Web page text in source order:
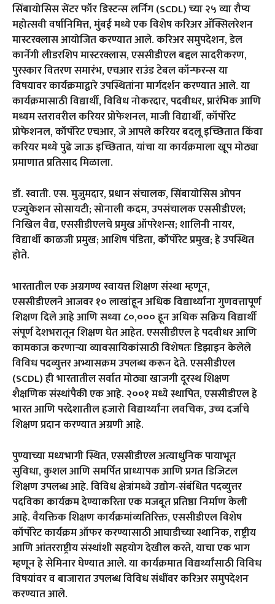
सिंबायोसिस सेंटर फॉर डिस्टन्स लर्निंग (SCDL) च्या २५ व्या रौप्य
महोत्सवी वर्षानिमित्त, मुंबई मध्ये एक विशेष करिअर अ‍ॅक्सिलरेशन
मास्टरक्लास आयोजित करण्यात आले. करिअर समुपदेशन, डेल
कार्नेगी लीडरशिप मास्टरक्लास, एससीडीएल बद्दल सादरीकरण,
पुरस्कार वितरण समारंभ, एचआर राउंड टेबल कॉन्फरन्स या
विषयावर कार्यक्रमाद्वारे उपस्थितांना मार्गदर्शन करण्यात आले. या
कार्यक्रमासाठी विद्यार्थी, विविध नोकरदार, पदवीधर, प्रारंभिक आणि
मध्यम स्तरावरील करियर प्रोफेशनल, माजी विद्यार्थी, कॉर्पोरेट
प्रोफेशनल, कॉर्पोरेट एचआर, जे आपले करियर बदलू इच्छितात किंवा
करियर मध्ये पुढे जाऊ इच्छितात, यांचा या कार्यक्रमाला खूप मोठ्या
प्रमाणात प्रतिसाद मिळाला.
डॉ. स्वाती. एस. मुजुमदार, प्रधान संचालक, सिंबायोसिस ओपन
एज्युकेशन सोसायटी; सोनाली कदम, उपसंचालक एससीडीएल;
निखिल वैद्य, एससीडीएलचे प्रमुख ऑपरेशन्स; शालिनी नायर,
विद्यार्थी काळजी प्रमुख; आशिष पंडिता, कॉर्पोरेट प्रमुख; हे उपस्थित
होते.
भारतातील एक अग्रगण्य स्वायत्त शिक्षण संस्था म्हणून,
एससीडीएलने आजवर १० लाखांहून अधिक विद्यार्थ्यांना गुणवत्तापूर्ण
शिक्षण दिले आहे आणि सध्या ८०,००० हून अधिक सक्रिय विद्यार्थी
संपूर्ण देशभरातून शिक्षण घेत आहेत. एससीडीएल हे पदवीधर आणि
कामकाज करणाऱ्या व्यावसायिकांसाठी विशेषतः डिझाइन केलेले
विविध पदव्युत्तर अभ्यासक्रम उपलब्ध करून देते. एससीडीएल
(SCDL) ही भारतातील सर्वात मोठ्या खाजगी दूरस्थ शिक्षण
शैक्षणिक संस्थांपैकी एक आहे. २००१ मध्ये स्थापित, एससीडीएल हे
भारत आणि परदेशातील हजारो विद्यार्थ्यांना लवचिक, उच्च दर्जाचे
शिक्षण प्रदान करण्यात अग्रणी आहे.
पुण्याच्या मध्यभागी स्थित, एससीडीएल अत्याधुनिक पायाभूत
सुविधा, कुशल आणि समर्पित प्राध्यापक आणि प्रगत डिजिटल
शिक्षण उपलब्ध आहे. विविध क्षेत्रांमध्ये उद्योग-संबंधित पदव्युत्तर
पदविका कार्यक्रम देण्याकरिता एक मजबूत प्रतिष्ठा निर्माण केली
आहे. वैयक्तिक शिक्षण कार्यक्रमांव्यतिरिक्त, एससीडीएल विशेष
कॉर्पोरेट कार्यक्रम ऑफर करण्यासाठी आघाडीच्या स्थानिक, राष्ट्रीय
आणि आंतरराष्ट्रीय संस्थांशी सहयोग देखील करते, याचा एक भाग
म्हणून हे सेमिनार घेण्यात आले. या कार्यक्रमात विद्यर्थ्यांसाठी विविध
विषयांवर व बाजारात उपलब्ध विविध संधींवर करिअर समुपदेशन
करण्यात आले.